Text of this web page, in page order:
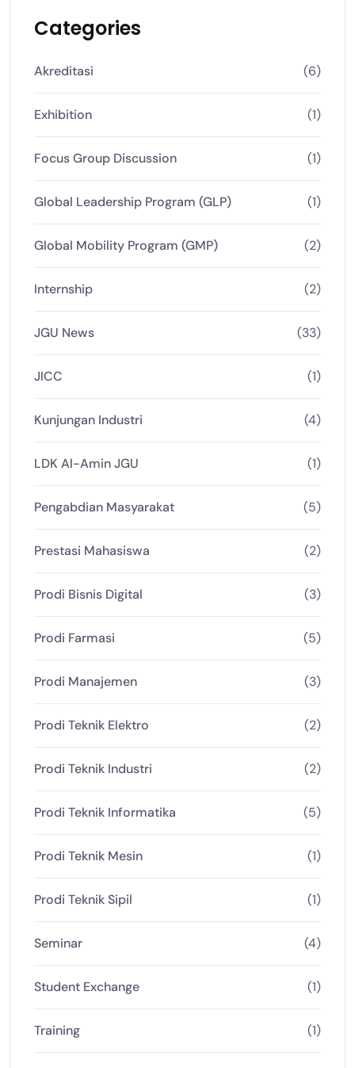
Categories
Akreditasi (6)
Exhibition (1)
Focus Group Discussion (1)
Global Leadership Program (GLP) (1)
Global Mobility Program (GMP) (2)
Internship (2)
JGU News (33)
JICC (1)
Kunjungan Industri (4)
LDK Al-Amin JGU (1)
Pengabdian Masyarakat (5)
Prestasi Mahasiswa (2)
Prodi Bisnis Digital (3)
Prodi Farmasi (5)
Prodi Manajemen (3)
Prodi Teknik Elektro (2)
Prodi Teknik Industri (2)
Prodi Teknik Informatika (5)
Prodi Teknik Mesin (1)
Prodi Teknik Sipil (1)
Seminar (4)
Student Exchange (1)
Training (1)